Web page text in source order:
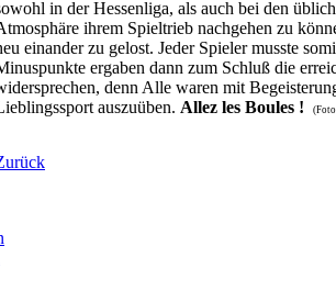
in der Hessenliga, als auch bei den
ihrem Spieltrieb nachgehen zu
einander zu gelost. Jeder Spieler musste
ergaben dann zum Schluß die
denn Alle waren mit
auszuüben. Allez les Boules !